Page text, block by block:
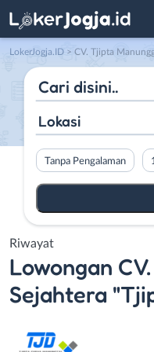
LokerJogja.ID > CV. Tjipta
Lokasi
Tanpa Pengalaman
Riwayat
Lowongan
Sejahtera